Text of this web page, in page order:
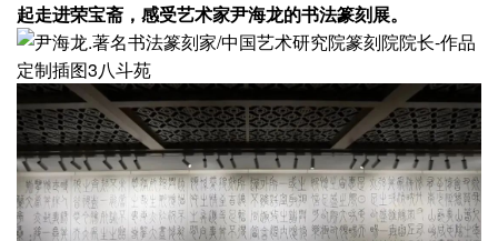
起走进荣宝斋，感受艺术家尹海龙的书法篆刻展。